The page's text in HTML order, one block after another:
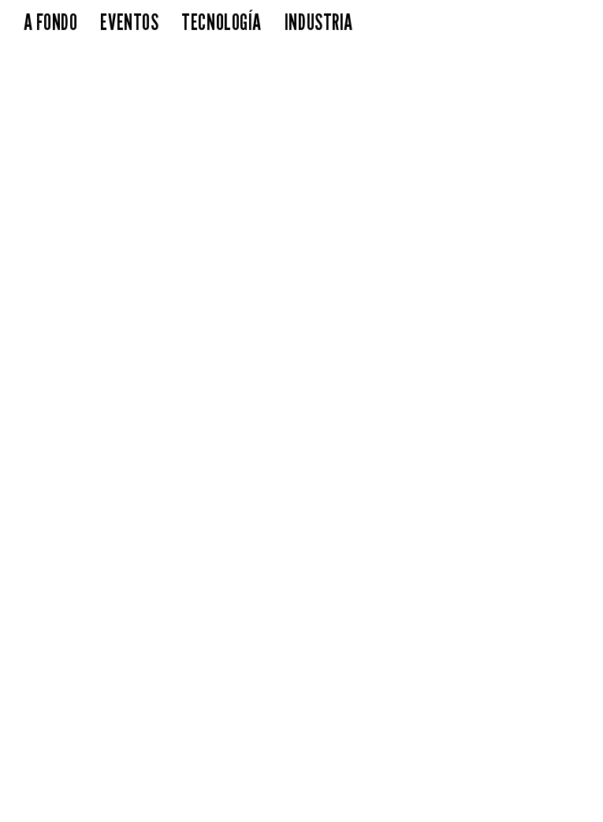
A FONDO EVENTOS TECNOLOGÍA INDUSTRIA